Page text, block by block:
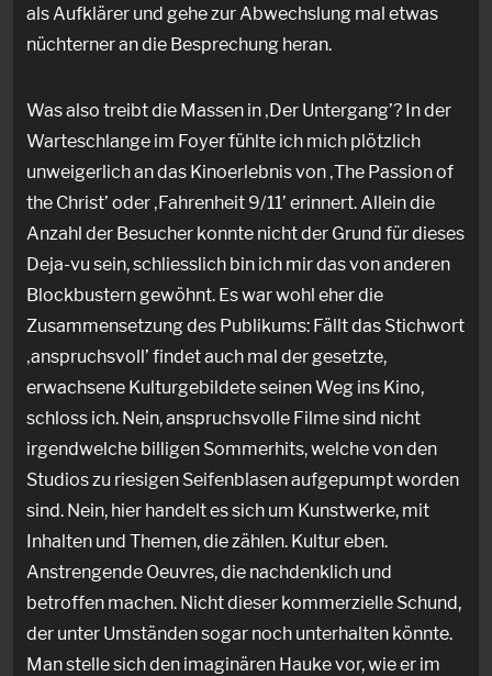
als Aufklärer und gehe zur Abwechslung mal etwas
nüchterner an die Besprechung heran.
Was also treibt die Massen in ‚Der Untergang’? In der
Warteschlange im Foyer fühlte ich mich plötzlich
unweigerlich an das Kinoerlebnis von ‚The Passion of
the Christ’ oder ‚Fahrenheit 9/11’ erinnert. Allein die
Anzahl der Besucher konnte nicht der Grund für dieses
Deja-vu sein, schliesslich bin ich mir das von anderen
Blockbustern gewöhnt. Es war wohl eher die
Zusammensetzung des Publikums: Fällt das Stichwort
‚anspruchsvoll’ findet auch mal der gesetzte,
erwachsene Kulturgebildete seinen Weg ins Kino,
schloss ich. Nein, anspruchsvolle Filme sind nicht
irgendwelche billigen Sommerhits, welche von den
Studios zu riesigen Seifenblasen aufgepumpt worden
sind. Nein, hier handelt es sich um Kunstwerke, mit
Inhalten und Themen, die zählen. Kultur eben.
Anstrengende Oeuvres, die nachdenklich und
betroffen machen. Nicht dieser kommerzielle Schund,
der unter Umständen sogar noch unterhalten könnte.
Man stelle sich den imaginären Hauke vor, wie er im